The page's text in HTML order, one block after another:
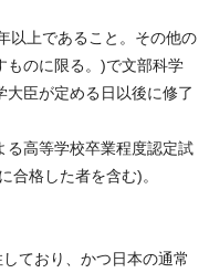
以上であること。その他の
ものに限る。)で文部科学
臣が定める日以後に修了
る高等学校卒業程度認定試
合格した者を含む)。
ており、かつ日本の通常